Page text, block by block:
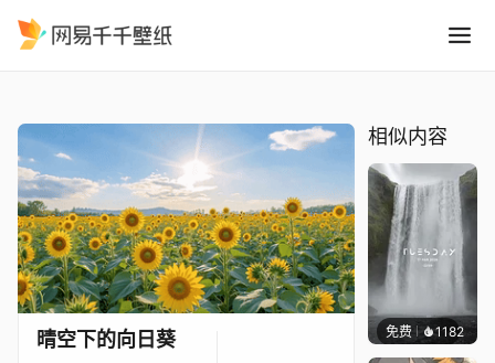
晴空下的向日葵
相似内容
免费 1182